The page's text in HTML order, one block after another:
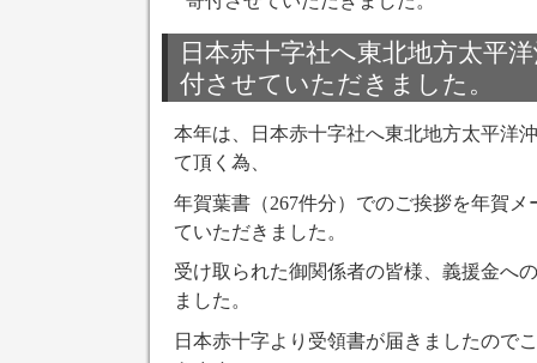
日本赤十字社へ東北地方太平
付させていただきました。
本年は、日本赤十字社へ東北地方太平洋
て頂く為、
年賀葉書（267件分）でのご挨拶を年賀
ていただきました。
受け取られた御関係者の皆様、義援金へ
ました。
日本赤十字より受領書が届きましたので